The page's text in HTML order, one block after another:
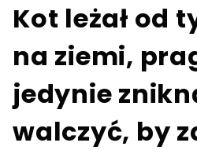
Kot leżał od
na ziemi,
jedynie
walczyć, by